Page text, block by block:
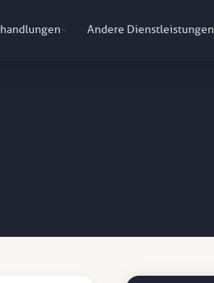
Andere Dienstleistungen